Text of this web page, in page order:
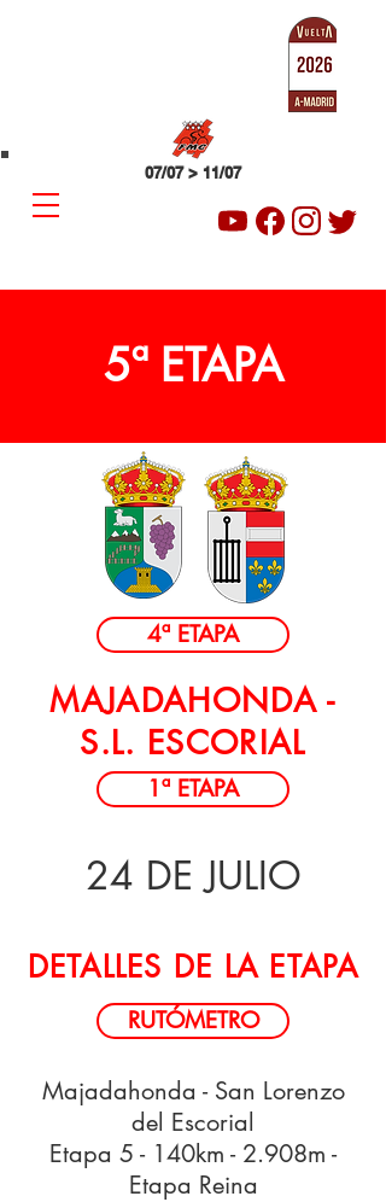
07/07 > 11/07
5ª ETAPA
4ª ETAPA
MAJADAHONDA -
S.L. ESCORIAL
1ª ETAPA
24 DE JULIO
DETALLES DE LA ETAPA
RUTÓMETRO
Majadahonda - San Lorenzo
del Escorial
Etapa 5 - 140km - 2.908m -
Etapa Reina